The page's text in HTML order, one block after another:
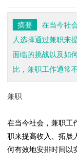
摘要
在当今社
人选择通过兼职来
面临的挑战以及如
比，兼职工作通常
兼职
在当今社会，兼职工
职来提高收入、拓展
何有效地安排时间以